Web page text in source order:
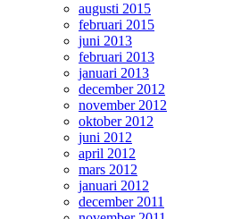
augusti 2015
februari 2015
juni 2013
februari 2013
januari 2013
december 2012
november 2012
oktober 2012
juni 2012
april 2012
mars 2012
januari 2012
december 2011